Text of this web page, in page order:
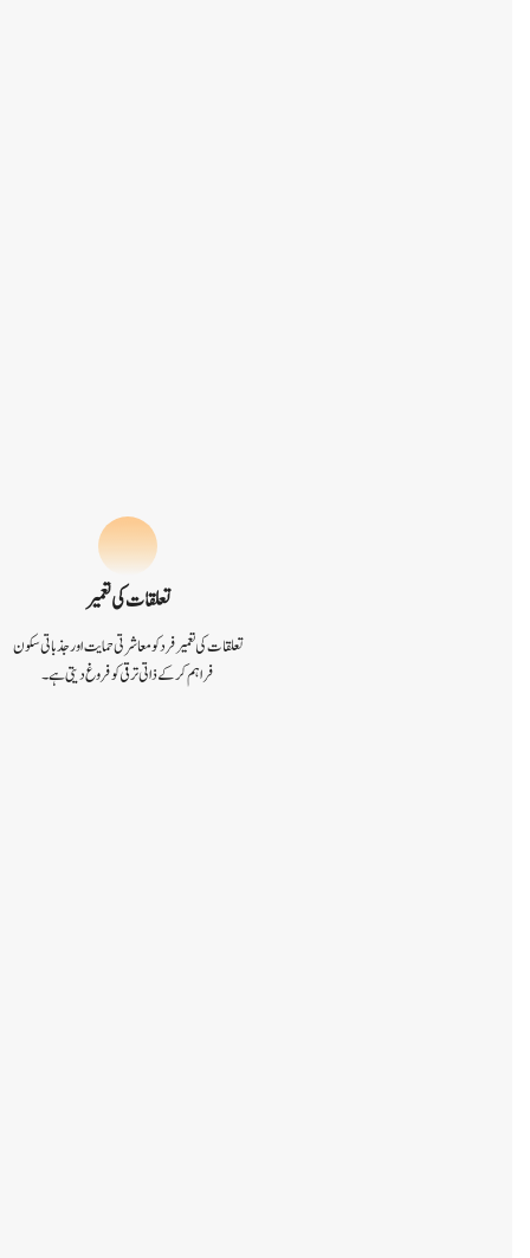
تعلقات کی تعمیر
تعلقات کی تعمیر فرد کو معاشرتی حمایت اور جذباتی سکون
فراہم کر کے ذاتی ترقی کو فروغ دیتی ہے۔